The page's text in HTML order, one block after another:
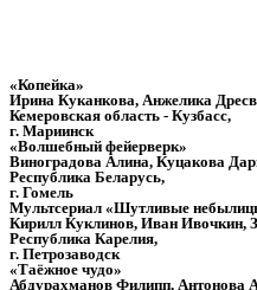
«Копейка»
Ирина Куканкова, Анжелика
Кемеровская область - Кузбасс,
г. Мариинск
«Волшебный фейерверк»
Виноградова Алина, Куцакова
Республика Беларусь,
г. Гомель
Мультсериал «Шутливые
Кирилл Куклинов, Иван Ивочкин,
Республика Карелия,
г. Петрозаводск
«Таёжное чудо»
Абдурахманов Филипп, Антонова